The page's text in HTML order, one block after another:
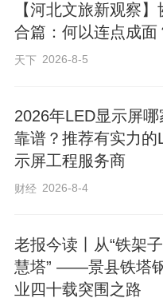
【河北文旅新观察】
合篇：何以连点成面
天下 2026-8-5
2026年LED显示屏哪
靠谱？推荐有实力的
示屏工程服务商
财经 2026-8-4
老报今读丨从“铁架子
慧塔” ——景县铁塔
业四十载突围之路